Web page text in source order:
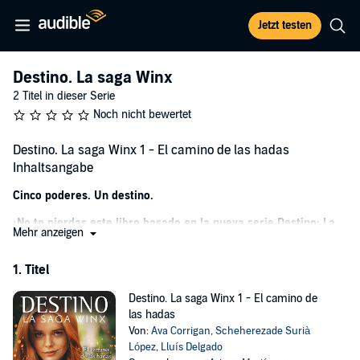
Jetzt testen
Destino. La saga Winx
2 Titel in dieser Serie
Noch nicht bewertet
Destino. La saga Winx 1 - El camino de las hadas
Inhaltsangabe
Cinco poderes. Un destino.
¡No te pierdas este libro basado en la nueva serie Destino: La
Saga Winx. ¡Ya disponible en Netflix!
Los estudiantes del Otro Mundo acuden a la Escuela Internacional
sus poderes. Dentro del castillo del colegio, cinco alumnas que no se
conocen de nada deberán compartir habitación.
AISHAes una chica atlética y superdotada, cuyo control sobre el
Mehr anzeigen
1. Titel
Destino. La saga Winx 1 - El camino de
las hadas
Von:Ava Corrigan,Scheherezade Surià
López, Lluís Delgado